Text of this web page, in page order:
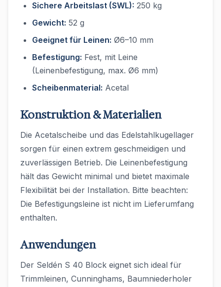
Sichere Arbeitslast (SWL): 250 kg
Gewicht: 52 g
Geeignet für Leinen: Ø6–10 mm
Befestigung: Fest, mit Leine
(Leinenbefestigung, max. Ø6 mm)
Scheibenmaterial: Acetal
Konstruktion & Materialien
Die Acetalscheibe und das Edelstahlkugellager
sorgen für einen extrem geschmeidigen und
zuverlässigen Betrieb. Die Leinenbefestigung
hält das Gewicht minimal und bietet maximale
Flexibilität bei der Installation. Bitte beachten:
Die Befestigungsleine ist nicht im Lieferumfang
enthalten.
Anwendungen
Der Seldén S 40 Block eignet sich ideal für
Trimmleinen, Cunninghams, Baumniederholer